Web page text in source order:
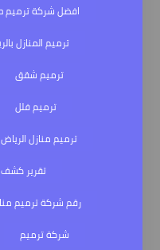
افضل شركة ترميم
ترميم المنازل
ترميم شقق
ترميم فلل
ترميم منازل الرياض
تقرير كشف
رقم شركة ترميم
شركة ترميم